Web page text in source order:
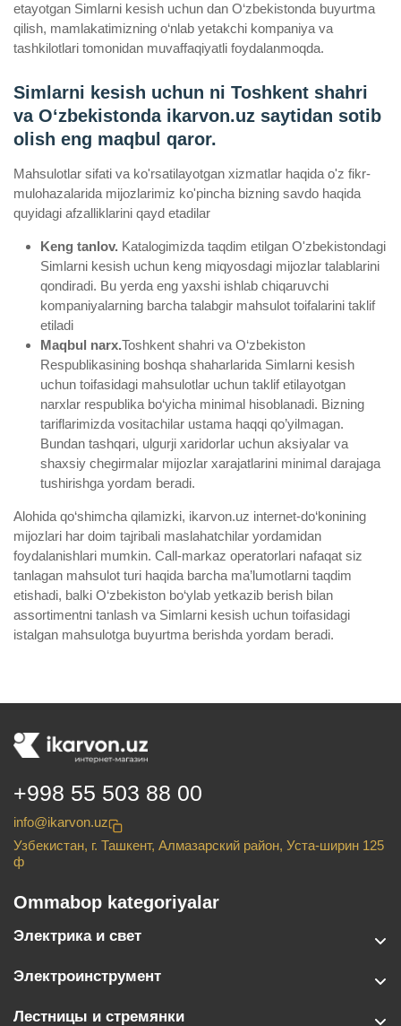
etayotgan Simlarni kesish uchun dan O‘zbekistonda buyurtma
qilish, mamlakatimizning o‘nlab yetakchi kompaniya va
tashkilotlari tomonidan muvaffaqiyatli foydalanmoqda.
Simlarni kesish uchun ni Toshkent shahri
va Oʻzbekistonda ikarvon.uz saytidan sotib
olish eng maqbul qaror.
Mahsulotlar sifati va ko'rsatilayotgan xizmatlar haqida o'z fikr-
mulohazalarida mijozlarimiz ko'pincha bizning savdo haqida
quyidagi afzalliklarini qayd etadilar
Keng tanlov. Katalogimizda taqdim etilgan O'zbekistondagi
Simlarni kesish uchun keng miqyosdagi mijozlar talablarini
qondiradi. Bu yerda eng yaxshi ishlab chiqaruvchi
kompaniyalarning barcha talabgir mahsulot toifalarini taklif
etiladi
Maqbul narx.Toshkent shahri va O‘zbekiston
Respublikasining boshqa shaharlarida Simlarni kesish
uchun toifasidagi mahsulotlar uchun taklif etilayotgan
narxlar respublika bo‘yicha minimal hisoblanadi. Bizning
tariflarimizda vositachilar ustama haqqi qo’yilmagan.
Bundan tashqari, ulgurji xaridorlar uchun aksiyalar va
shaxsiy chegirmalar mijozlar xarajatlarini minimal darajaga
tushirishga yordam beradi.
Alohida qo‘shimcha qilamizki, ikarvon.uz internet-do‘konining
mijozlari har doim tajribali maslahatchilar yordamidan
foydalanishlari mumkin. Call-markaz operatorlari nafaqat siz
tanlagan mahsulot turi haqida barcha ma’lumotlarni taqdim
etishadi, balki O‘zbekiston bo‘ylab yetkazib berish bilan
assortimentni tanlash va Simlarni kesish uchun toifasidagi
istalgan mahsulotga buyurtma berishda yordam beradi.
+998 55 503 88 00
info@ikarvon.uz
Узбекистан, г. Ташкент, Алмазарский район, Уста-ширин 125
ф
Ommabop kategoriyalar
Электрика и свет
Электроинструмент
Лестницы и стремянки